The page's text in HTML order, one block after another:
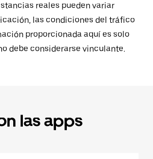
reales pueden variar
las condiciones del tráfico
proporcionada aquí es solo
debe considerarse vinculante.
las apps